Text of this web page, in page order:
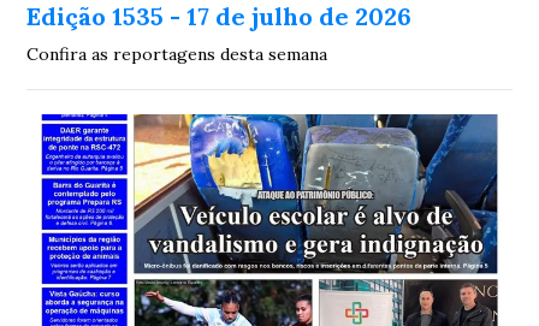
Edição 1535 - 17 de julho de 2026
Confira as reportagens desta semana